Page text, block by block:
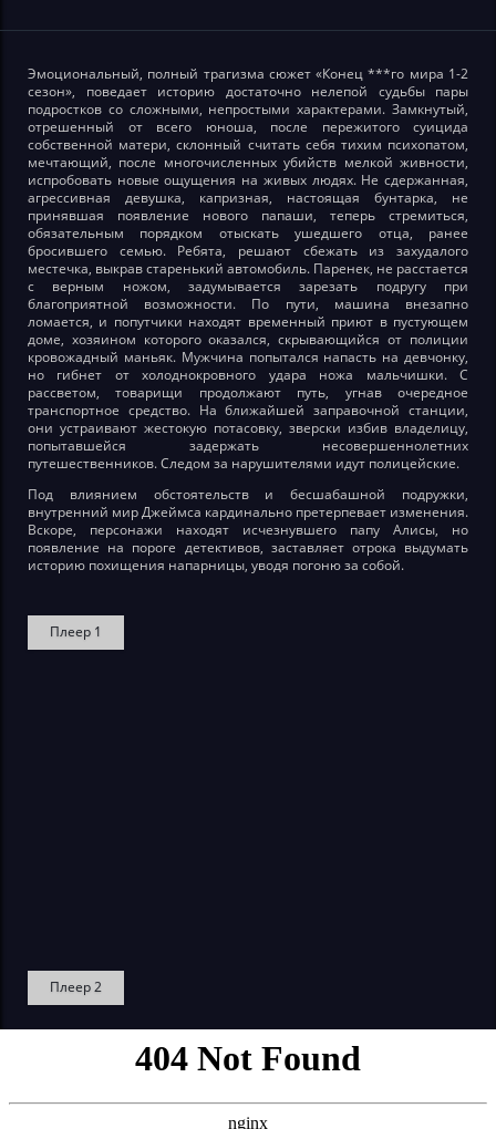
Эмоциональный, полный трагизма сюжет «Конец ***го мира 1-2
сезон», поведает историю достаточно нелепой судьбы пары
подростков со сложными, непростыми характерами. Замкнутый,
отрешенный от всего юноша, после пережитого суицида
собственной матери, склонный считать себя тихим психопатом,
мечтающий, после многочисленных убийств мелкой живности,
испробовать новые ощущения на живых людях. Не сдержанная,
агрессивная девушка, капризная, настоящая бунтарка, не
принявшая появление нового папаши, теперь стремиться,
обязательным порядком отыскать ушедшего отца, ранее
бросившего семью. Ребята, решают сбежать из захудалого
местечка, выкрав старенький автомобиль. Паренек, не расстается
с верным ножом, задумывается зарезать подругу при
благоприятной возможности. По пути, машина внезапно
ломается, и попутчики находят временный приют в пустующем
доме, хозяином которого оказался, скрывающийся от полиции
кровожадный маньяк. Мужчина попытался напасть на девчонку,
но гибнет от холоднокровного удара ножа мальчишки. С
рассветом, товарищи продолжают путь, угнав очередное
транспортное средство. На ближайшей заправочной станции,
они устраивают жестокую потасовку, зверски избив владелицу,
попытавшейся задержать несовершеннолетних
путешественников. Следом за нарушителями идут полицейские.
Под влиянием обстоятельств и бесшабашной подружки,
внутренний мир Джеймса кардинально претерпевает изменения.
Вскоре, персонажи находят исчезнувшего папу Алисы, но
появление на пороге детективов, заставляет отрока выдумать
историю похищения напарницы, уводя погоню за собой.
Плеер 1
Плеер 2